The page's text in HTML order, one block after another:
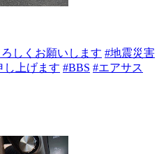
しくお願いします #地震災害
し上げます #BBS #エアサス